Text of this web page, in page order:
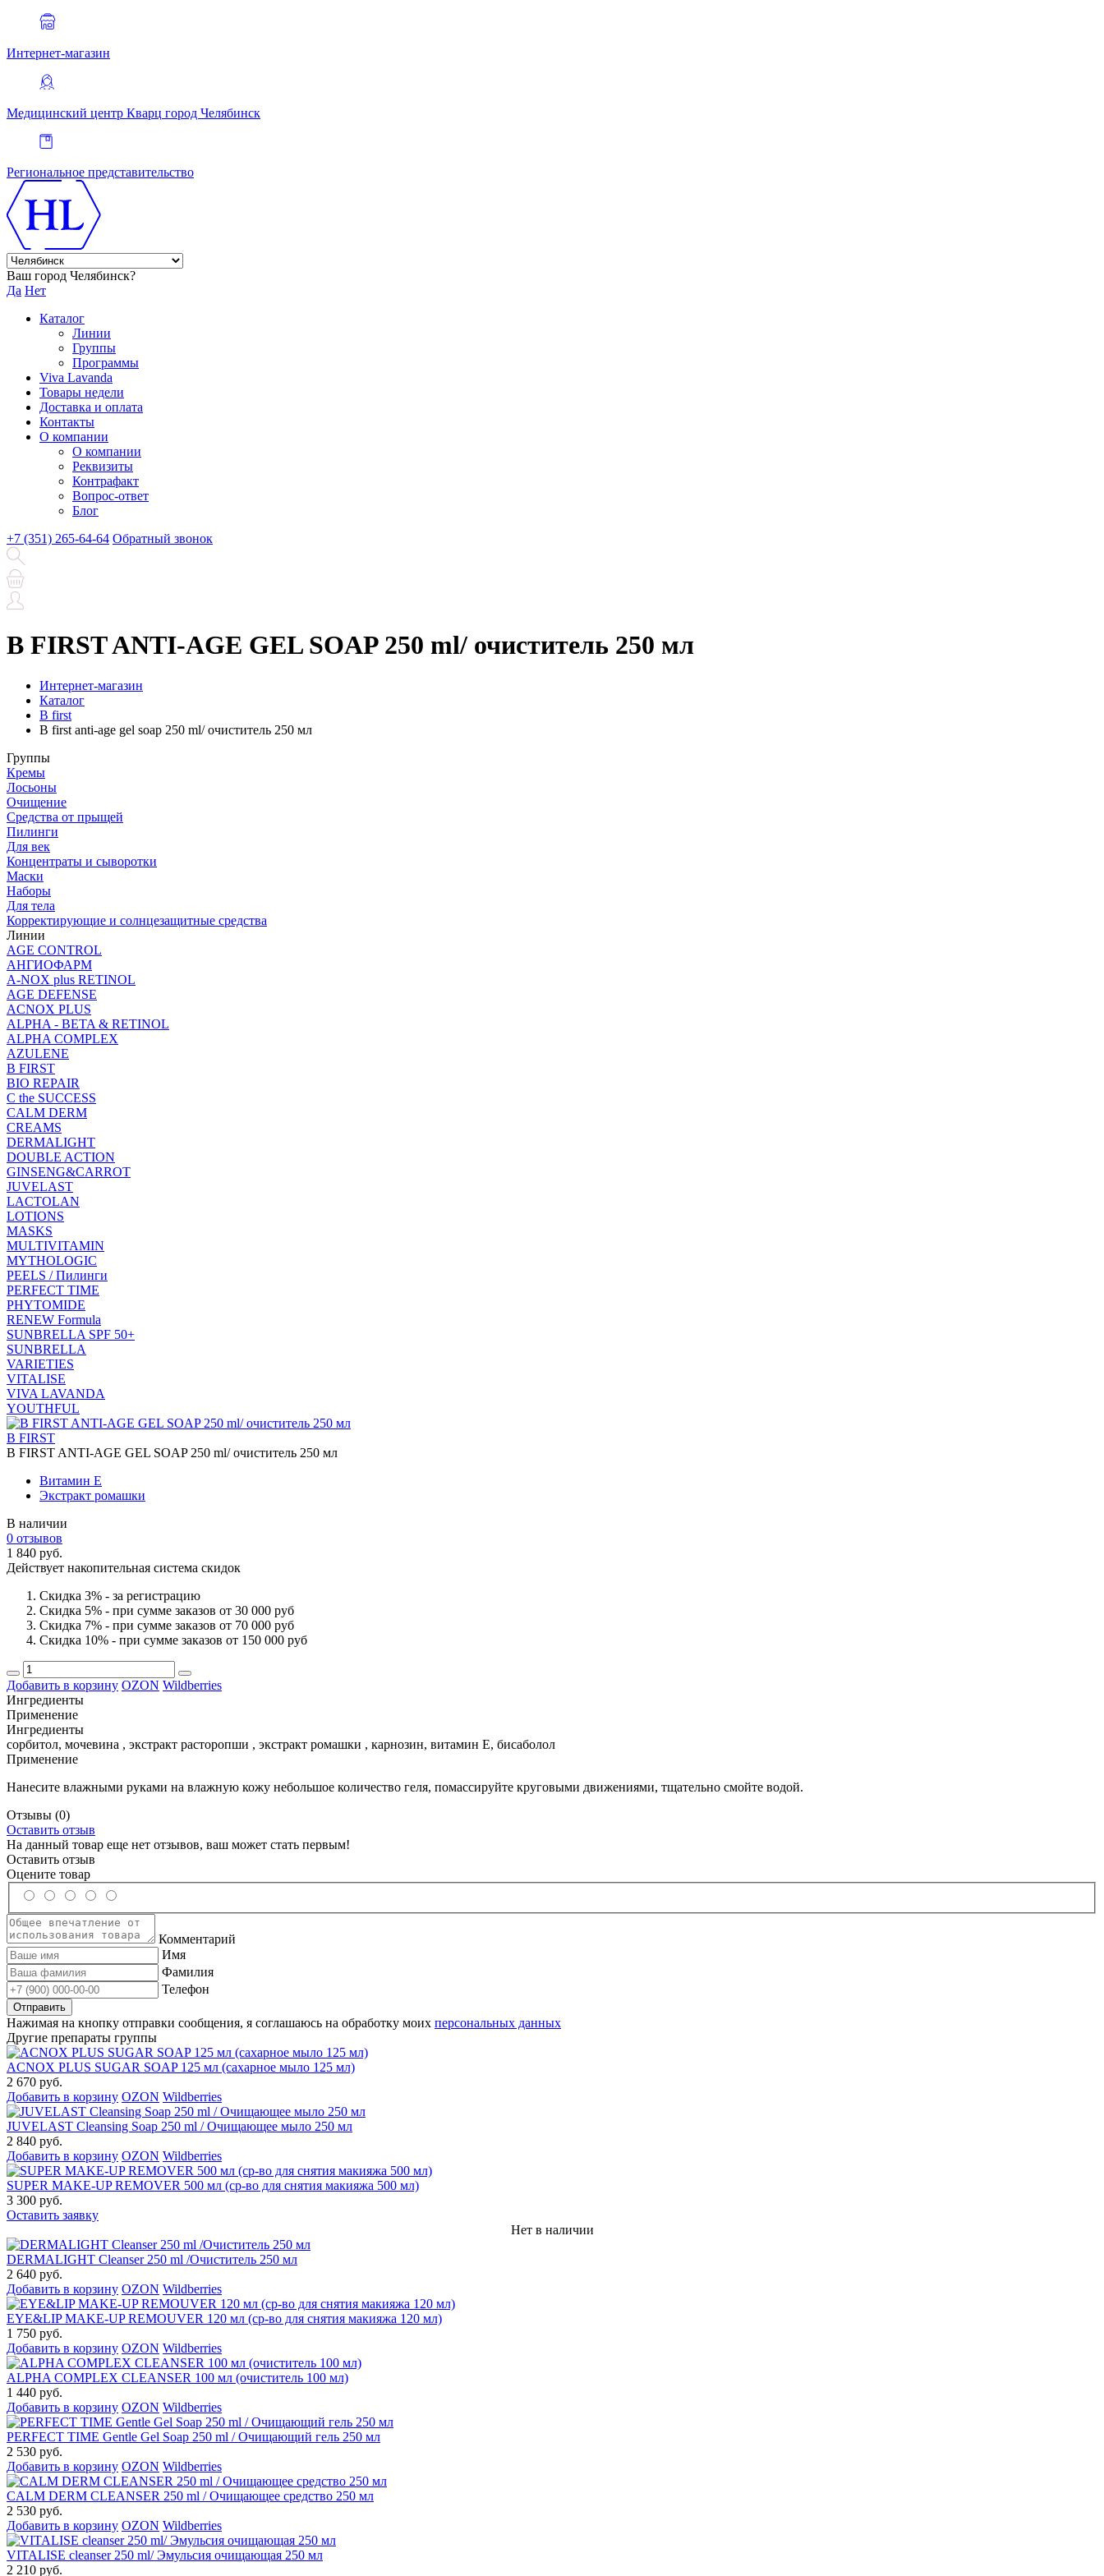
Интернет-магазин
Медицинский центр Кварц город Челябинск
Региональное представительство
Ваш город Челябинск?
Да Нет
Каталог
Линии
Группы
Программы
Viva Lavanda
Товары недели
Доставка и оплата
Контакты
О компании
О компании
Реквизиты
Контрафакт
Вопрос-ответ
Блог
+7 (351) 265-64-64 Обратный звонок
B FIRST ANTI-AGE GEL SOAP 250 ml/ очиститель 250 мл
Интернет-магазин
Каталог
B first
B first anti-age gel soap 250 ml/ очиститель 250 мл
Группы
Кремы
Лосьоны
Очищение
Средства от прыщей
Пилинги
Для век
Концентраты и сыворотки
Маски
Наборы
Для тела
Корректирующие и солнцезащитные средства
Линии
AGE CONTROL
АНГИОФАРМ
A-NOX plus RETINOL
AGE DEFENSE
ACNOX PLUS
ALPHA - BETA & RETINOL
ALPHA COMPLEX
AZULENE
B FIRST
BIO REPAIR
C the SUCCESS
CALM DERM
CREAMS
DERMALIGHT
DOUBLE ACTION
GINSENG&CARROT
JUVELAST
LACTOLAN
LOTIONS
MASKS
MULTIVITAMIN
MYTHOLOGIC
PEELS / Пилинги
PERFECT TIME
PHYTOMIDE
RENEW Formula
SUNBRELLA SPF 50+
SUNBRELLA
VARIETIES
VITALISE
VIVA LAVANDA
YOUTHFUL
B FIRST
B FIRST ANTI-AGE GEL SOAP 250 ml/ очиститель 250 мл
Витамин Е
Экстракт ромашки
В наличии
0 отзывов
1 840 руб.
Действует накопительная система скидок
Скидка 3% - за регистрацию
Скидка 5% - при сумме заказов от 30 000 руб
Скидка 7% - при сумме заказов от 70 000 руб
Скидка 10% - при сумме заказов от 150 000 руб
Добавить в корзину OZON Wildberries
Ингредиенты
Применение
Ингредиенты
сорбитол, мочевина , экстракт расторопши , экстракт ромашки , карнозин, витамин Е, бисаболол
Применение
Нанесите влажными руками на влажную кожу небольшое количество геля, помассируйте круговыми движениями, тщательно смойте водой.
Отзывы (0)
Оставить отзыв
На данный товар еще нет отзывов, ваш может стать первым!
Оставить отзыв
Оцените товар
Комментарий
Имя
Фамилия
Телефон
Нажимая на кнопку отправки сообщения, я соглашаюсь на обработку моих персональных данных
Другие препараты группы
ACNOX PLUS SUGAR SOAP 125 мл (cахарное мыло 125 мл)
2 670 руб.
Добавить в корзину OZON Wildberries
JUVELAST Cleansing Soap 250 ml / Очищающее мыло 250 мл
2 840 руб.
Добавить в корзину OZON Wildberries
SUPER MAKE-UP REMOVER 500 мл (ср-во для снятия макияжа 500 мл)
3 300 руб.
Оставить заявку
Нет в наличии
DERMALIGHT Cleanser 250 ml /Очиститель 250 мл
2 640 руб.
Добавить в корзину OZON Wildberries
EYE&LIP MAKE-UP REMOUVER 120 мл (ср-во для снятия макияжа 120 мл)
1 750 руб.
Добавить в корзину OZON Wildberries
ALPHA COMPLEX СLEANSER 100 мл (очиститель 100 мл)
1 440 руб.
Добавить в корзину OZON Wildberries
PERFECT TIME Gentle Gel Soap 250 ml / Очищающий гель 250 мл
2 530 руб.
Добавить в корзину OZON Wildberries
CALM DERM CLEANSER 250 ml / Очищающее средство 250 мл
2 530 руб.
Добавить в корзину OZON Wildberries
VITALISE cleanser 250 ml/ Эмульсия очищающая 250 мл
2 210 руб.